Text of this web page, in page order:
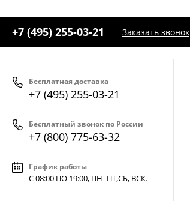
+7 (495) 255-03-21 Заказать звонок
Бесплатная доставка
+7 (495) 255-03-21
Бесплатный звонок по России
+7 (800) 775-63-32
График работы
С 08:00 ПО 19:00, ПН- ПТ,СБ, ВСК.